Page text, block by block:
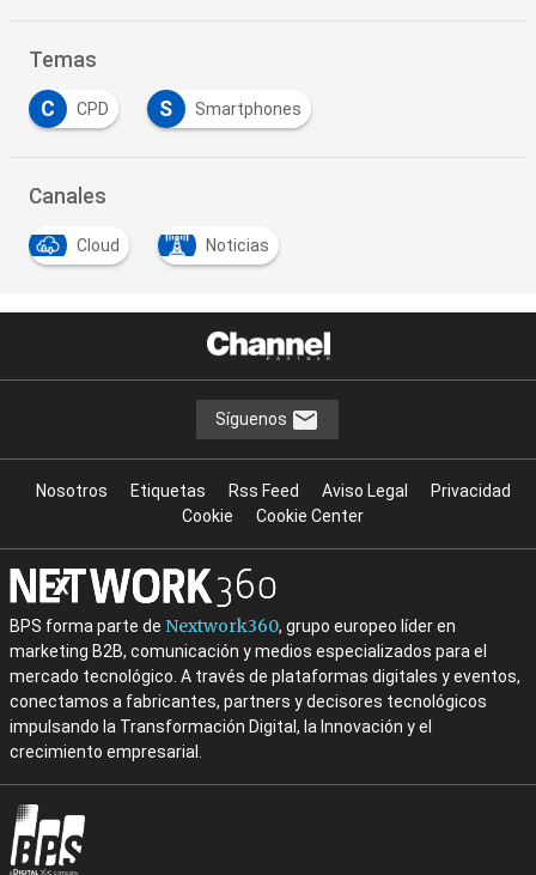
Temas
C CPD S Smartphones
Canales
Cloud Noticias
Síguenos
Nosotros Etiquetas Rss Feed Aviso Legal
Privacidad
Cookie
Cookie Center
BPS forma parte de Nextwork360, grupo europeo líder en
marketing B2B, comunicación y medios especializados para el
mercado tecnológico. A través de plataformas digitales y eventos,
conectamos a fabricantes, partners y decisores tecnológicos
impulsando la Transformación Digital, la Innovación y el
crecimiento empresarial.